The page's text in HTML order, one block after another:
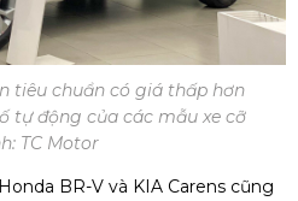
tiêu chuẩn có giá thấp hơn
tự động của các mẫu xe cỡ
TC Motor
BR-V và KIA Carens cũng